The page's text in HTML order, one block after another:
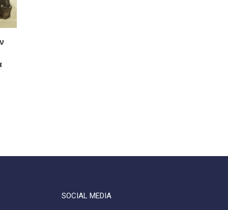
SOCIAL MEDIA